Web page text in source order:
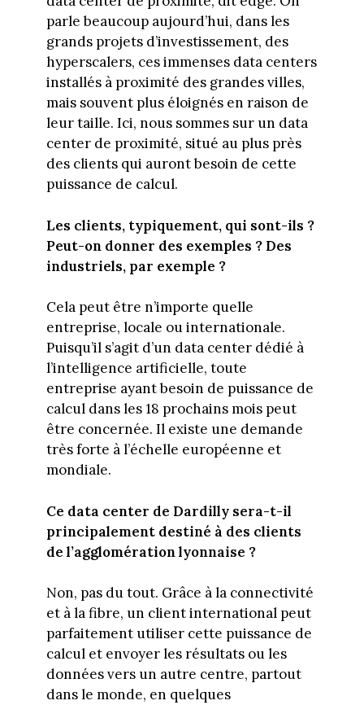
parle beaucoup aujourd’hui, dans les
grands projets d’investissement, des
hyperscalers, ces immenses data centers
installés à proximité des grandes villes,
mais souvent plus éloignés en raison de
leur taille. Ici, nous sommes sur un data
center de proximité, situé au plus près
des clients qui auront besoin de cette
puissance de calcul.
Les clients, typiquement, qui sont-ils ?
Peut-on donner des exemples ? Des
industriels, par exemple ?
Cela peut être n’importe quelle
entreprise, locale ou internationale.
Puisqu’il s’agit d’un data center dédié à
l’intelligence artificielle, toute
entreprise ayant besoin de puissance de
calcul dans les 18 prochains mois peut
être concernée. Il existe une demande
très forte à l’échelle européenne et
mondiale.
Ce data center de Dardilly sera-t-il
principalement destiné à des clients
de l’agglomération lyonnaise ?
Non, pas du tout. Grâce à la connectivité
et à la fibre, un client international peut
parfaitement utiliser cette puissance de
calcul et envoyer les résultats ou les
données vers un autre centre, partout
dans le monde, en quelques